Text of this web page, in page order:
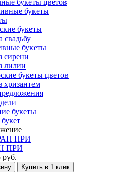
букеты цветов
букеты
букеты
свадьбу
букеты
сирени
лилии
букеты цветов
хризантем
букеты
ПРИ
руб.
Купить в 1 клик